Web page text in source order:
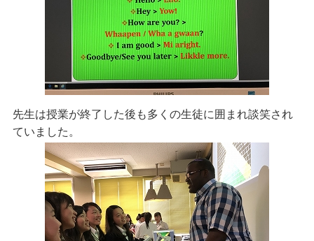
先生は授業が終了した後も多くの生徒に囲まれ談笑され
ていました。